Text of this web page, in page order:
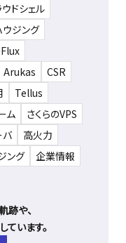
ドシェル
ウジング
Arukas
CSR
Tellus
ム
さくらのVPS
バ
高火力
ング 企業情報
跡や、
います。